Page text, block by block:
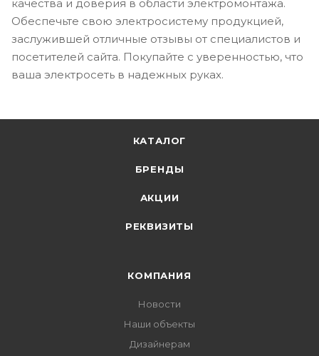
качества и доверия в области электромонтажа.
Обеспечьте свою электросистему продукцией,
заслужившей отличные отзывы от специалистов и
посетителей сайта. Покупайте с уверенностью, что
ваша электросеть в надежных руках.
КАТАЛОГ
БРЕНДЫ
АКЦИИ
РЕКВИЗИТЫ
КОМПАНИЯ
Новости
Наши объекты
Дизайнерам